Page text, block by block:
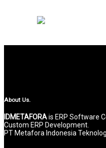
About Us.
IDMETAFORAis ERP Software
Custom ERP Development.
PT Metafora Indonesia